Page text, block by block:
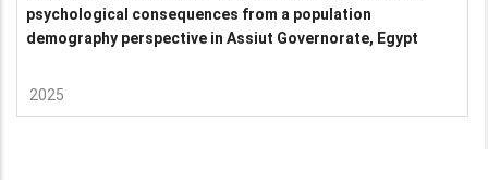
psychological consequences from a population
demography perspective in Assiut Governorate, Egypt
2025